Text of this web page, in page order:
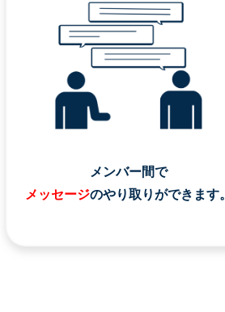
メンバー間で
メッセージのやり取りができます。